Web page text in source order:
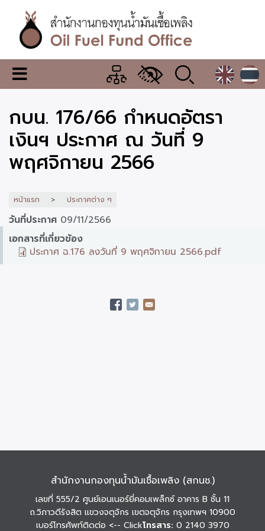
เนื้อหา
หลักสำนักงาน
กองทุน
น้ำมัน
เชื้อ
เพลิง
เมนู
เปลี่ยน
แสดง
ผล
กบน. 176/66 กำหนดอัตรา
เงินฯ ประกาศ ณ วันที่ 9
พฤศจิกายน 2566
หน้าแรก ประกาศต่าง ๆ
วันที่ประกาศ 09/11/2566
เอกสารที่เกี่ยวข้อง
ประกาศ ฉ.176 ลงวันที่ 9 พฤศจิกายน 2566.pdf
สำนักงานกองทุนน้ำมันเชื้อเพลิง (สกนช.)
เลขที่ 555/2 ศูนย์เอนเนอร์ยี่คอมเพล็กซ์ อาคาร B ชั้น 11
ถ.วิภาวดีรังสิต แขวงจตุจักร เขตจตุจักร กรุงเทพฯ 10900
เบอร์โทรศัพท์ติดต่อ <-- Clickโทรสาร: 0 2140 3970